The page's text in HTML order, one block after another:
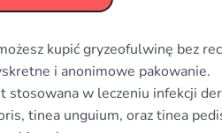
kupić gryzeofulwinę bez
i anonimowe pakowanie.
stosowana w leczeniu infekcji
tinea unguium, oraz tinea